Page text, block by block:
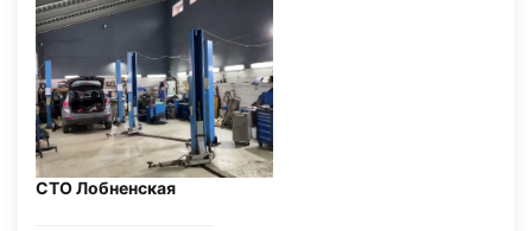
СТО Лобненская